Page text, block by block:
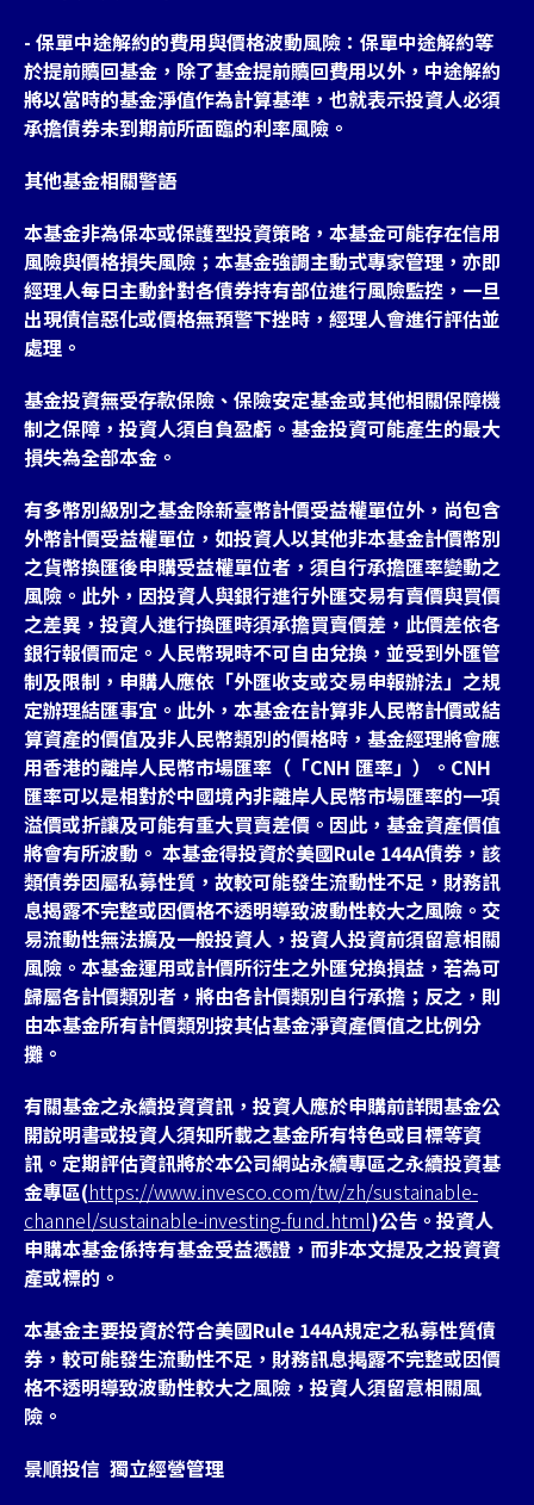
- 保單中途解約的費用與價格波動風險：保單中途解約等
於提前贖回基金，除了基金提前贖回費用以外，中途解約
將以當時的基金淨值作為計算基準，也就表示投資人必須
承擔債券未到期前所面臨的利率風險。
其他基金相關警語
本基金非為保本或保護型投資策略，本基金可能存在信用
風險與價格損失風險；本基金強調主動式專家管理，亦即
經理人每日主動針對各債券持有部位進行風險監控，一旦
出現債信惡化或價格無預警下挫時，經理人會進行評估並
處理。
基金投資無受存款保險、保險安定基金或其他相關保障機
制之保障，投資人須自負盈虧。基金投資可能產生的最大
損失為全部本金。
有多幣別級別之基金除新臺幣計價受益權單位外，尚包含
外幣計價受益權單位，如投資人以其他非本基金計價幣別
之貨幣換匯後申購受益權單位者，須自行承擔匯率變動之
風險。此外，因投資人與銀行進行外匯交易有賣價與買價
之差異，投資人進行換匯時須承擔買賣價差，此價差依各
銀行報價而定。人民幣現時不可自由兌換，並受到外匯管
制及限制，申購人應依「外匯收支或交易申報辦法」之規
定辦理結匯事宜。此外，本基金在計算非人民幣計價或結
算資產的價值及非人民幣類別的價格時，基金經理將會應
用香港的離岸人民幣市場匯率（「CNH 匯率」）。CNH
匯率可以是相對於中國境內非離岸人民幣市場匯率的一項
溢價或折讓及可能有重大買賣差價。因此，基金資產價值
將會有所波動。 本基金得投資於美國Rule 144A債券，該
類債券因屬私募性質，故較可能發生流動性不足，財務訊
息揭露不完整或因價格不透明導致波動性較大之風險。交
易流動性無法擴及一般投資人，投資人投資前須留意相關
風險。本基金運用或計價所衍生之外匯兌換損益，若為可
歸屬各計價類別者，將由各計價類別自行承擔；反之，則
由本基金所有計價類別按其佔基金淨資產價值之比例分
攤。
有關基金之永續投資資訊，投資人應於申購前詳閱基金公
開說明書或投資人須知所載之基金所有特色或目標等資
訊。定期評估資訊將於本公司網站永續專區之永續投資基
金專區(https://www.invesco.com/tw/zh/sustainable-
channel/sustainable-investing-fund.html)公告。投資人
申購本基金係持有基金受益憑證，而非本文提及之投資資
產或標的。
本基金主要投資於符合美國Rule 144A規定之私募性質債
券，較可能發生流動性不足，財務訊息掲露不完整或因價
格不透明導致波動性較大之風險，投資人須留意相關風
險。
景順投信 獨立經營管理